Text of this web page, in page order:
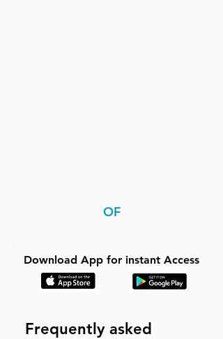
OF
Download App for instant Access
Frequently asked